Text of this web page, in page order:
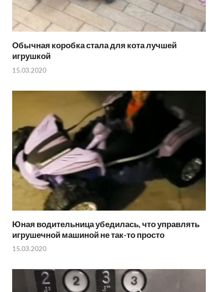
Обычная коробка стала для кота лучшей
игрушкой
15.03.2020
Юная водительница убедилась, что управлять
игрушечной машиной не так-то просто
15.03.2020